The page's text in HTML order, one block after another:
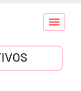
Conmutar